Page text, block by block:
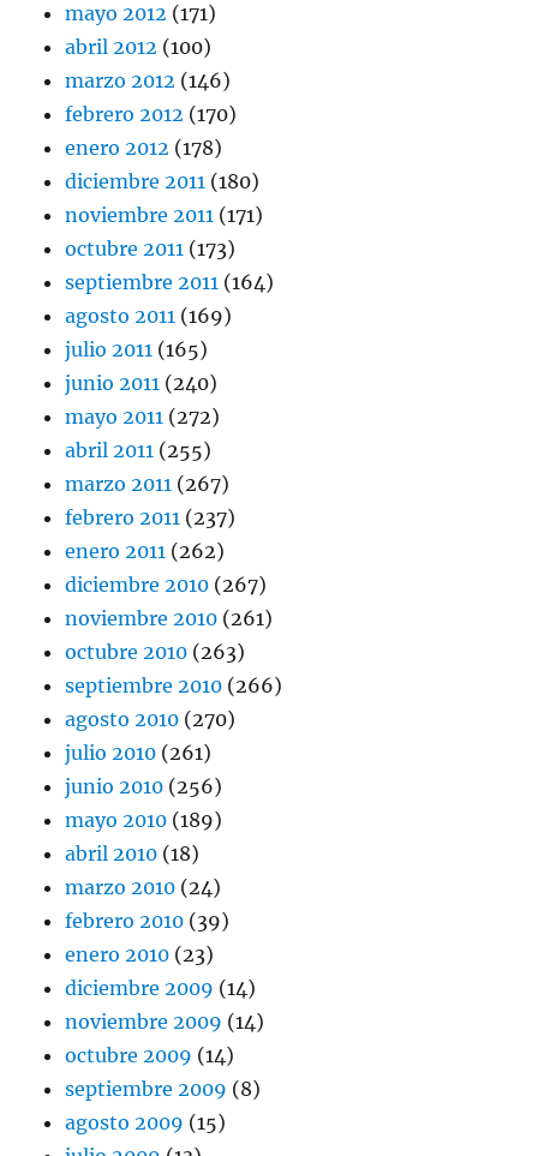
mayo 2012 (171)
abril 2012 (100)
marzo 2012 (146)
febrero 2012 (170)
enero 2012 (178)
diciembre 2011 (180)
noviembre 2011 (171)
octubre 2011 (173)
septiembre 2011 (164)
agosto 2011 (169)
julio 2011 (165)
junio 2011 (240)
mayo 2011 (272)
abril 2011 (255)
marzo 2011 (267)
febrero 2011 (237)
enero 2011 (262)
diciembre 2010 (267)
noviembre 2010 (261)
octubre 2010 (263)
septiembre 2010 (266)
agosto 2010 (270)
julio 2010 (261)
junio 2010 (256)
mayo 2010 (189)
abril 2010 (18)
marzo 2010 (24)
febrero 2010 (39)
enero 2010 (23)
diciembre 2009 (14)
noviembre 2009 (14)
octubre 2009 (14)
septiembre 2009 (8)
agosto 2009 (15)